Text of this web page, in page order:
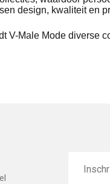
design, kwaliteit en
V-Male Mode diverse
mailadres